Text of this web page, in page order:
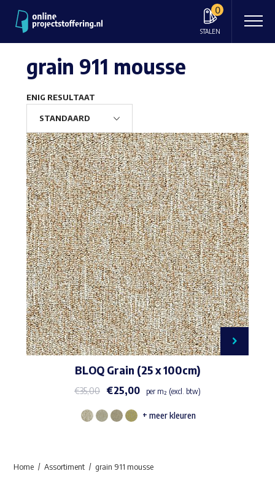
0
STALEN
grain 911 mousse
ENIG RESULTAAT
BLOQ Grain (25 x 100cm)
€35,00 €25,00 per m² (excl. btw)
Dit
+ meer kleuren
Home Assortiment grain 911 mousse